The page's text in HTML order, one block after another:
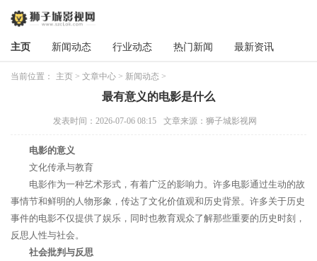
主页 新闻动态 行业动态 热门新闻 最新资讯
当前位置： 主页 > 文章中心 > 新闻动态 >
最有意义的电影是什么
发表时间：2026-07-06 08:15 文章来源：狮子城影视网
电影的意义
文化传承与教育
电影作为一种艺术形式，有着广泛的影响力。许多电影通过生动的故
事情节和鲜明的人物形象，传达了文化价值观和历史背景。许多关于历史
事件的电影不仅提供了娱乐，同时也教育观众了解那些重要的历史时刻，
反思人性与社会。
社会批判与反思